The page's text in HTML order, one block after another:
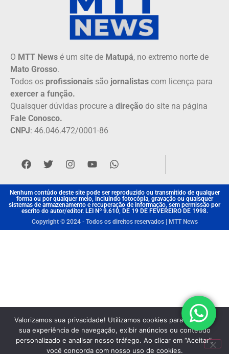
O MTT News é um site de Matupá, no extremo norte de
Mato Grosso.
Todos os profissionais são jornalistas com licença para
exercer a função.
Quaisquer dúvidas procure a direção do site na página
Fale Conosco.
CNPJ: 46.046.472/0001-86
Nenhum contúdo deste site pode ser reproduzido ou transmitido de qualquer
forma ou por qualquer meio, incluindo fotocópia, gravação ou quaisquer
sistemas de armazenamento e recuperação de informação, sem permissão por
escrito do autor/editor. LEI Nº 9.610, DE 19 DE FEVEREIRO DE 1998.
Copyright © 2024 - Todos os direitos reservados | MTT News
Valorizamos sua privacidade! Utilizamos cookies para aprimorar
sua experiência de navegação, exibir anúncios ou conteúdo
personalizado e analisar nosso tráfego. Ao clicar em “Aceitar”,
você concorda com nosso uso de cookies.